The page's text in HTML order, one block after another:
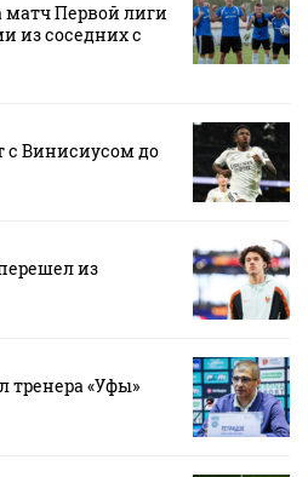
матч Первой лиги
из соседних с
с Винисиусом до
из
«Уфы»